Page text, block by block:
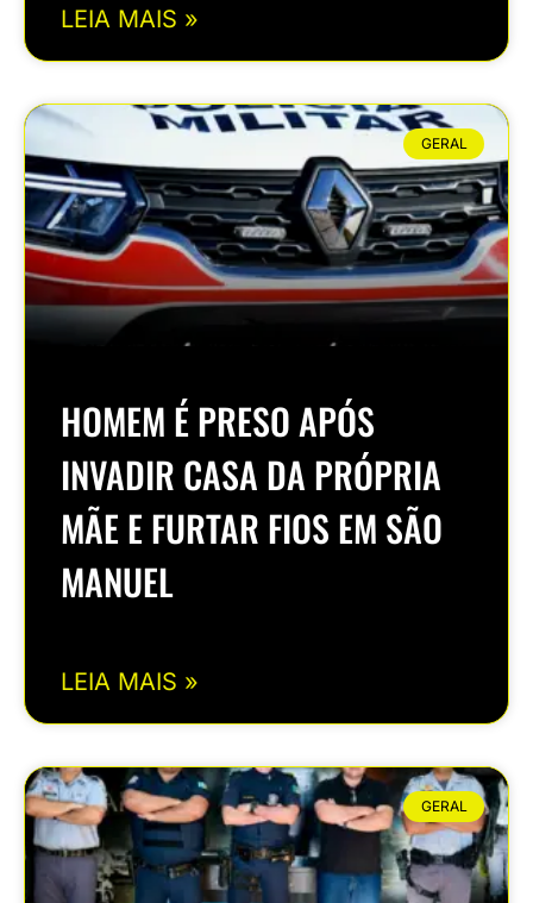
LEIA MAIS »
GERAL
HOMEM É PRESO APÓS
INVADIR CASA DA PRÓPRIA
MÃE E FURTAR FIOS EM SÃO
MANUEL
LEIA MAIS »
GERAL